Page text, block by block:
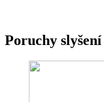
Poruchy